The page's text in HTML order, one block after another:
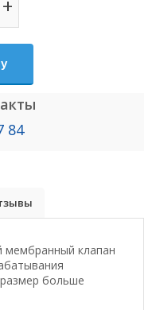
+
84
мембранный клапан
больше